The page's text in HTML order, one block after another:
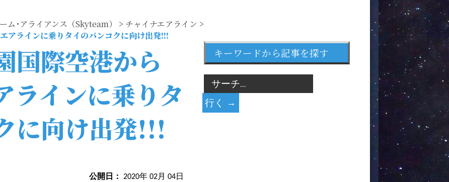
ム･アライアンス（Skyteam） > チャイナエアライン >
アラインに乗りタイのバンコクに向け出発!!!
国際空港から
ラインに乗りタ
に向け出発!!!
公開日：
2020年 02月 04日
キーワードから記事を探す